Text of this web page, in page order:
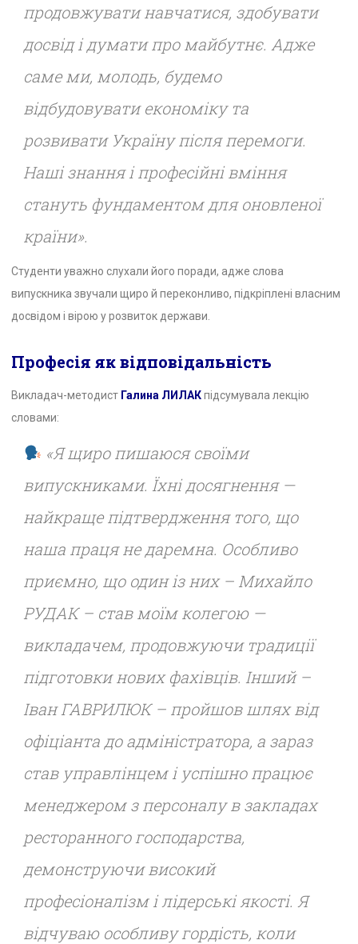
продовжувати навчатися, здобувати
досвід і думати про майбутнє. Адже
саме ми, молодь, будемо
відбудовувати економіку та
розвивати Україну після перемоги.
Наші знання і професійні вміння
стануть фундаментом для оновленої
країни».
Студенти уважно слухали його поради, адже слова
випускника звучали щиро й переконливо, підкріплені власним
досвідом і вірою у розвиток держави.
Професія як відповідальність
Викладач-методист Галина ЛИЛАКпідсумувала лекцію
словами:
«Я щиро пишаюся своїми
випускниками. Їхні досягнення —
найкраще підтвердження того, що
наша праця не даремна. Особливо
приємно, що один із них – Михайло
РУДАК – став моїм колегою —
викладачем, продовжуючи традиції
підготовки нових фахівців. Інший –
Іван ГАВРИЛЮК – пройшов шлях від
офіціанта до адміністратора, а зараз
став управлінцем і успішно працює
менеджером з персоналу в закладах
ресторанного господарства,
демонструючи високий
професіоналізм і лідерські якості. Я
відчуваю особливу гордість, коли